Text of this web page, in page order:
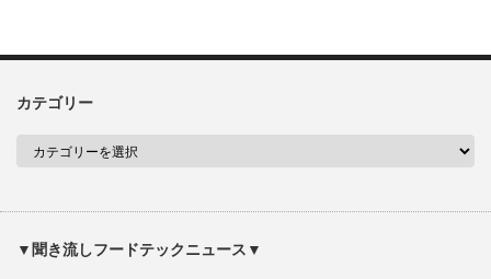
カテゴリー
▼聞き流しフードテックニュース▼